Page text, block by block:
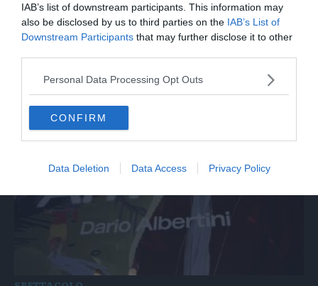
IAB’s list of downstream participants. This information may
also be disclosed by us to third parties on the IAB’s List of
Downstream Participants that may further disclose it to other
Personal Data Processing Opt Outs
CONFIRM
Data Deletion Data Access Privacy Policy
MONDO
Firmato patto sulla difesa tra Turchia,
Arabia Saudita e Pakistan